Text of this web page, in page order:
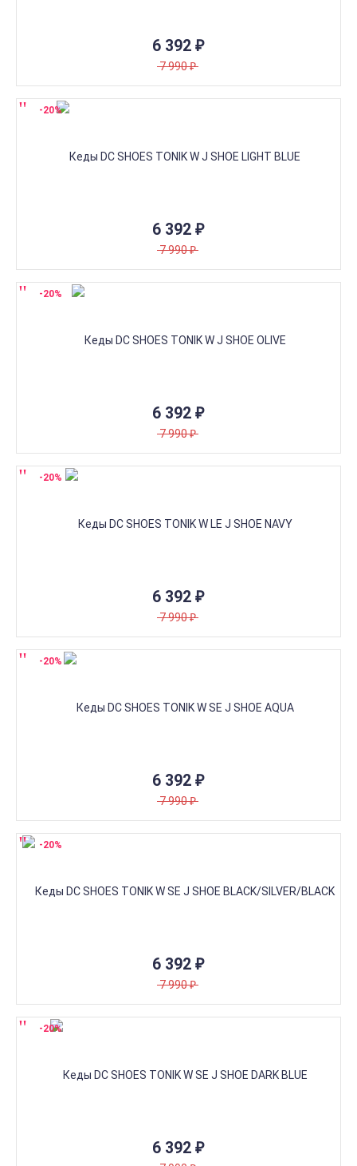
6 392 ₽
7 990₽
6 392 ₽
7 990₽
-20%
6 392 ₽
7 990₽
-20%
6 392 ₽
7 990₽
-20%
6 392 ₽
7 990₽
-20%
6 392 ₽
7 990₽
-20%
6 392 ₽
-20%